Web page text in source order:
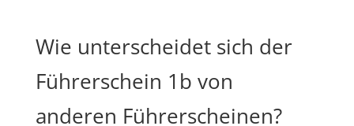
Wie unterscheidet sich der
Führerschein 1b von
anderen Führerscheinen?